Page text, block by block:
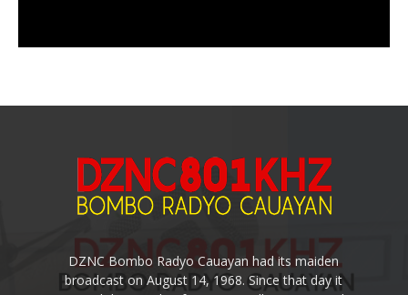
DZNC Bombo Radyo Cauayan had its maiden
broadcast on August 14, 1968. Since that day it